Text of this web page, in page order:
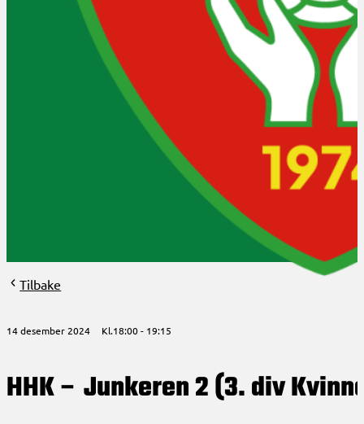
Bli medlem?
Om HHK
HHK 50år 2024
Aktuelt
Arrangementer
Styret og verv
Tilbake
14 desember 2024 Kl.18:00 19:15
HHK – Junkeren 2 (3. div